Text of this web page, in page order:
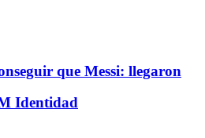
que Messi: llegaron
Identidad